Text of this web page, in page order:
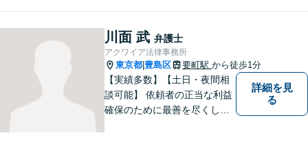
産、離婚、労働、借金トラブ
ルならお任せください。【企
業側にも対応】【池袋駅5分】
川面 武 弁護士
アクワイア法律事務所
東京都 豊島区 要町駅 から徒歩1分
【実績多数】【土日・夜間相
談可能】 依頼者の正当な利益
確保のために最善を尽くして
詳細を見
る